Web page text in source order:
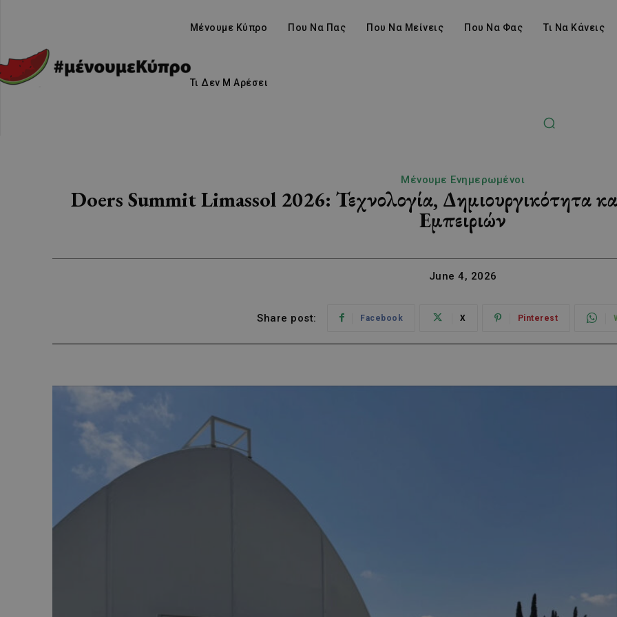
Μένουμε Κύπρο Που Να Πας Που Να Μείνεις Που Να Φας Τι Να Κάνεις
Τι Δεν Μ Αρέσει
Μένουμε Ενημερωμένοι
Doers Summit Limassol 2026: Τεχνολογία, Δημιουργικότητα
Εμπειριών
June 4, 2026
Share post: Facebook X Pinterest